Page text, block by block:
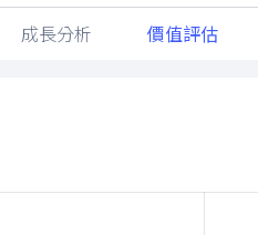
成長分析 價值評估